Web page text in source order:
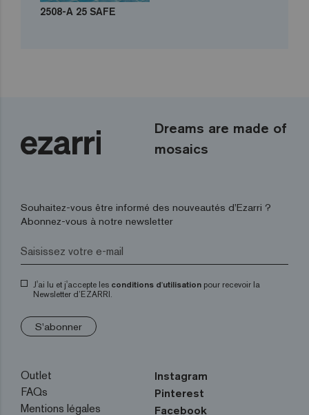
2508-A 25 SAFE
Dreams are made of
mosaics
Souhaitez-vous être informé des nouveautés d’Ezarri ?
Abonnez-vous à notre newsletter
J'ai lu et j'accepte les conditions d'utilisation pour recevoir la
Newsletter d’EZARRI.
S'abonner
Outlet
FAQs
Mentions légales
Instagram
Pinterest
Facebook